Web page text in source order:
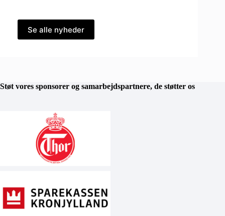
Se alle nyheder
Støt vores sponsorer og samarbejdspartnere, de støtter os